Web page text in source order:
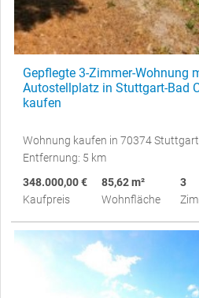
Gepflegte 3-Zimmer-Wohnung
Autostellplatz in Stuttgart-Bad
kaufen
Wohnung kaufen in 70374 Stuttgart
Entfernung: 5 km
348.000,00 €
Kaufpreis
85,62 m²
Wohnfläche
3